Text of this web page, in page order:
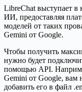
LibreChat выступает в
ИИ, предоставляя
моделей от таких
Gemini от Google.
Чтобы получить
нужно будет
помощью API.
Gemini от Google, вам
добавить его в файл